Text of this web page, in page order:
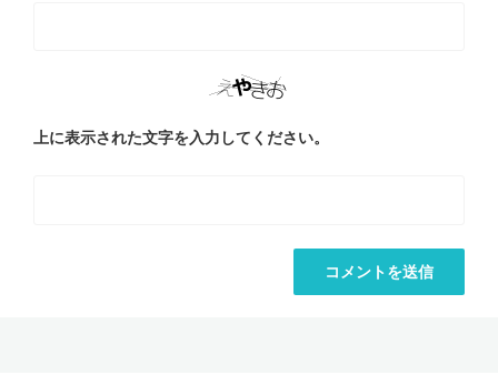
上に表示された文字を入力してください。